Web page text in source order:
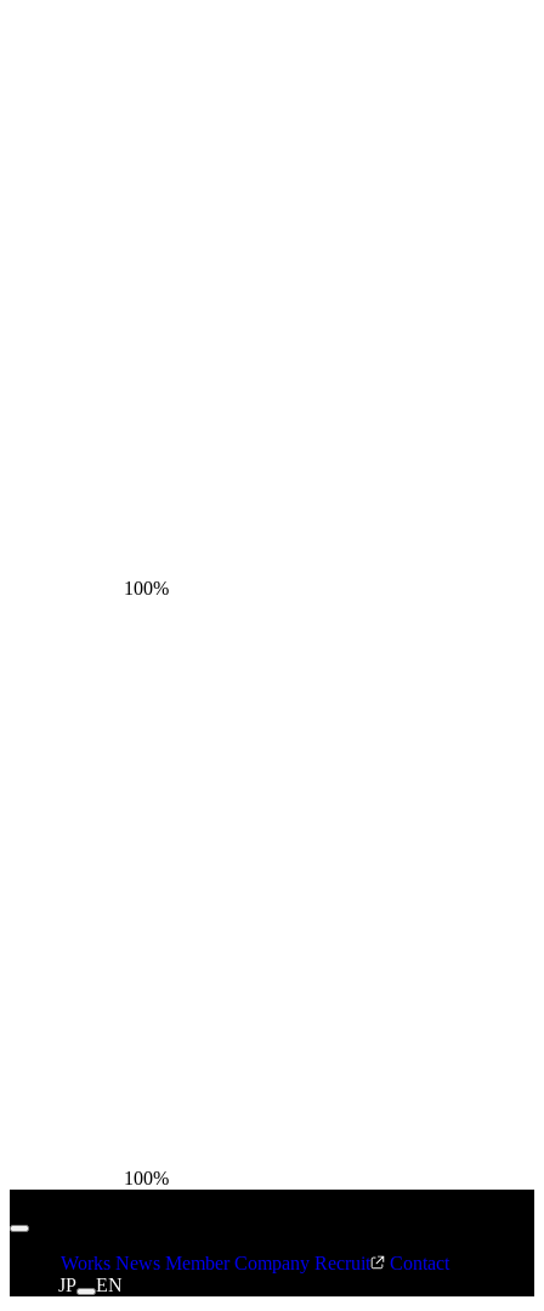
100%
100%
Works News Member Company Recruit
Contact
JP
EN